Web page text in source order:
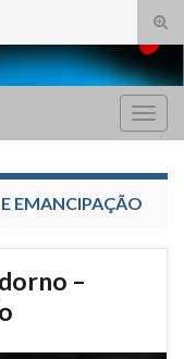
de
EMANCIPAÇÃO
–